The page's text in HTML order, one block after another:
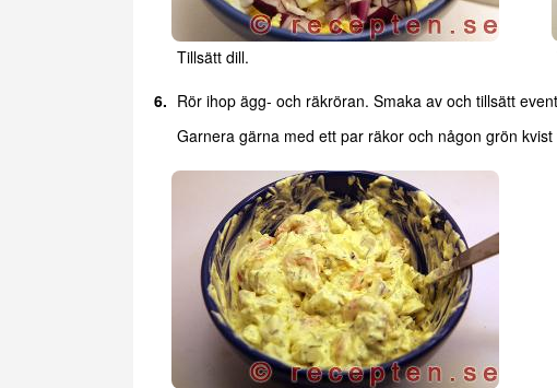
Tillsätt dill.
Rör ihop ägg- och räkröran. Smaka av och tillsätt
Garnera gärna med ett par räkor och någon grön